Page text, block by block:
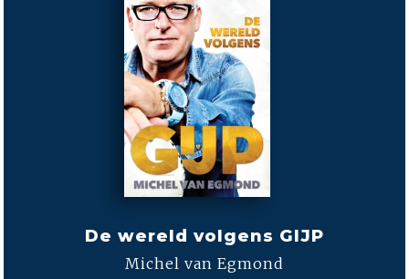
De wereld volgens GIJP
Michel van Egmond